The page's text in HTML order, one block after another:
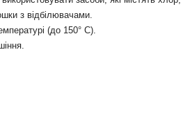
з відбілювачами.
(до 150° С).